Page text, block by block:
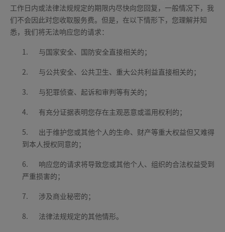
工作日内或法律法规规定的期限内尽快向您回复，一般情况下，我
们不会因此对您收取服务费。但是，在以下情形下，您理解并知
悉，我们将无法响应您的请求：
1. 与国家安全、国防安全直接相关的；
2. 与公共安全、公共卫生、重大公共利益直接相关的；
3. 与犯罪侦查、起诉和审判等有关的；
4. 有充分证据表明您存在主观恶意或滥用权利的；
5.
出于维护您或其他个人的生命、财产等重大权益但又难得
到本人授权同意的；
6.
响应您的请求将导致您或其他个人、组织的合法权益受到
严重损害的；
7. 涉及商业秘密的；
8. 法律法规规定的其他情形。